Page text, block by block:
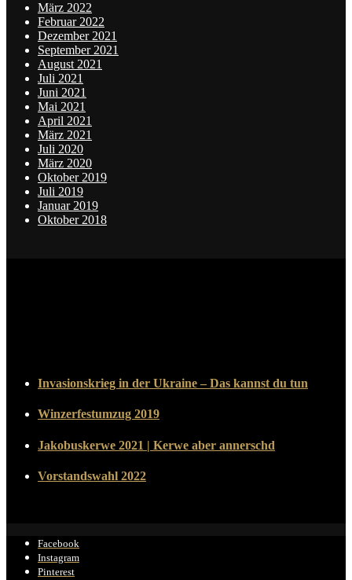
März 2022
Februar 2022
Dezember 2021
September 2021
August 2021
Juli 2021
Juni 2021
Mai 2021
April 2021
März 2021
Juli 2020
März 2020
Oktober 2019
Juli 2019
Januar 2019
Oktober 2018
Invasionskrieg in der Ukraine – Das kannst du tun
Winzerfestumzug 2019
Jakobuskerwe 2021 | Kerwe aber annerschd
Vorstandswahl 2022
Facebook
Instagram
Pinterest